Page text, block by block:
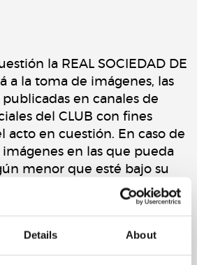
Details About
la REAL SOCIEDAD DE
a la toma de imágenes, las
en canales de
del CLUB con fines
acto en cuestión. En caso de
en las que pueda
menor que esté bajo su
por favor, háganoslo
dirección de correo
. La política de
se encuentra en el